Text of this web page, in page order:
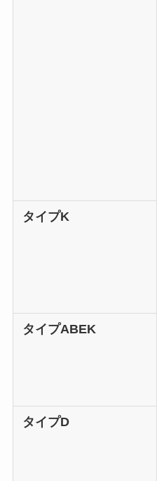
タイプK
タイプABEK
タイプD